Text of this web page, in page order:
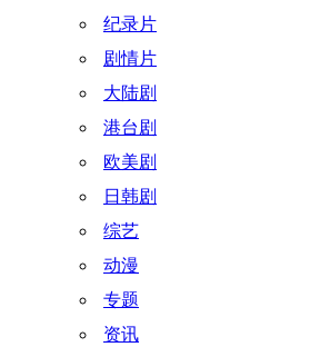
纪录片
剧情片
大陆剧
港台剧
欧美剧
日韩剧
综艺
动漫
专题
资讯